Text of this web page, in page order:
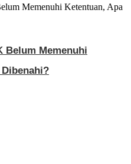
Belum Memenuhi